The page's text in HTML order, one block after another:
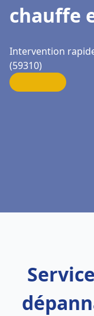
chauffe
Intervention
(59310)